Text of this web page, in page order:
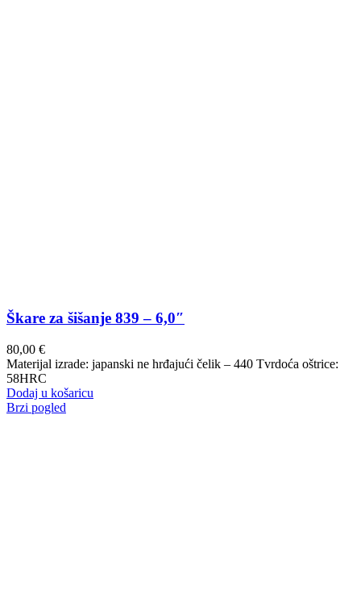
Škare za šišanje 839 – 6,0″
80,00 €
Materijal izrade: japanski ne hrđajući čelik – 440 Tvrdoća oštrice:
58HRC
Dodaj u košaricu
Brzi pogled